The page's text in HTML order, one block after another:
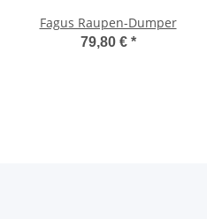
Fagus Raupen-Dumper
79,80 € *